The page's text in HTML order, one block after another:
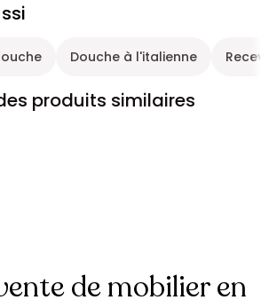
Douche à l'italienne
produits similaires
de mobilier en